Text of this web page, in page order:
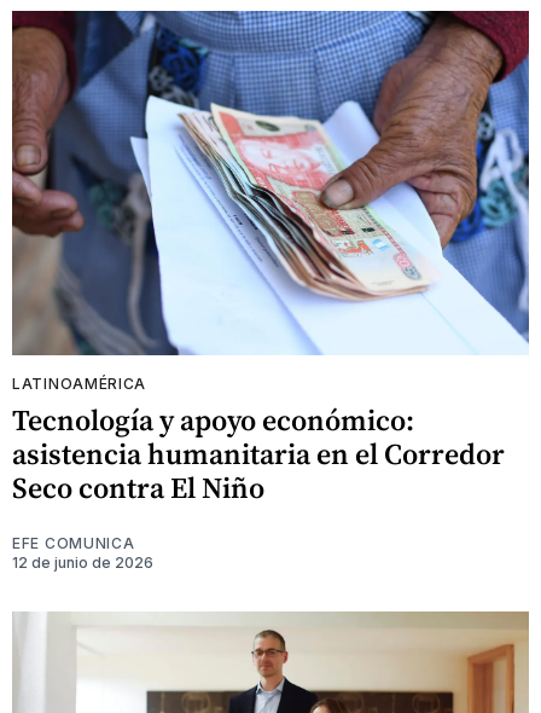
LATINOAMÉRICA
Tecnología y apoyo económico:
asistencia humanitaria en el Corredor
Seco contra El Niño
EFE COMUNICA
12 de junio de 2026